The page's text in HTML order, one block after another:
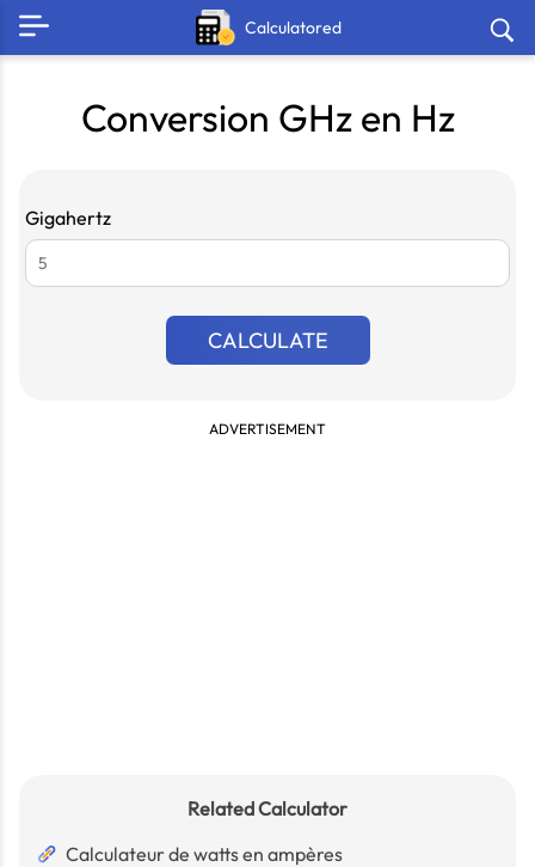
Calculatored
Conversion GHz en Hz
Gigahertz
CALCULATE
ADVERTISEMENT
Related Calculator
Calculateur de watts en ampères